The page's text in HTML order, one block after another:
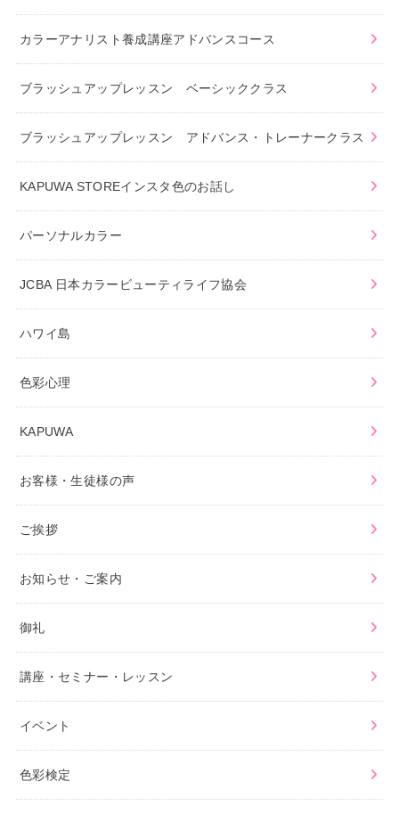
カラーアナリスト養成講座アドバンスコース
ブラッシュアップレッスン ベーシッククラス
ブラッシュアップレッスン アドバンス・トレーナークラス
KAPUWA STOREインスタ色のお話し
パーソナルカラー
JCBA 日本カラービューティライフ協会
ハワイ島
色彩心理
KAPUWA
お客様・生徒様の声
ご挨拶
お知らせ・ご案内
御礼
講座・セミナー・レッスン
イベント
色彩検定